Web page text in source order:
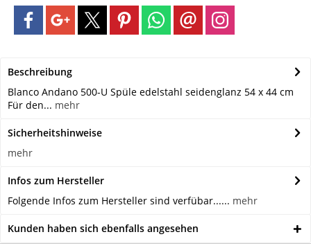
Beschreibung
Blanco Andano 500-U Spüle edelstahl seidenglanz 54 x 44 cm
Für den... mehr
Sicherheitshinweise
mehr
Infos zum Hersteller
Folgende Infos zum Hersteller sind verfübar...... mehr
Kunden haben sich ebenfalls angesehen